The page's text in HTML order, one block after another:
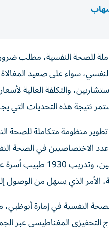
للصحة النفسية، مطلب
سواء على صعيد المغالاة
والتكلفة العالية
نتيجة هذه التحديات
منظومة متكاملة للصحة
خلال العامين
الأمر الذي يسهل من
التحفيزي المغناطيسي عبر